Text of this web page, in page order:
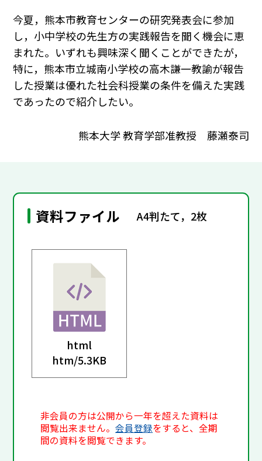
今夏，熊本市教育センターの研究発表会に参加
し，小中学校の先生方の実践報告を聞く機会に恵
まれた。いずれも興味深く聞くことができたが，
特に，熊本市立城南小学校の高木謙一教諭が報告
した授業は優れた社会科授業の条件を備えた実践
であったので紹介したい。
熊本大学 教育学部准教授 藤瀬泰司
資料ファイル A4判たて，2枚
html
htm/5.3KB
非会員の方は公開から一年を超えた資料は
閲覧出来ません。会員登録をすると、全期
間の資料を閲覧できます。